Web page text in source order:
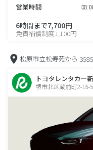
営業時間
6時間まで7,700円
免責補償制度1,100円
松原市立松寿苑から
トヨタレンタカー
堺市北区蔵前町2-16-